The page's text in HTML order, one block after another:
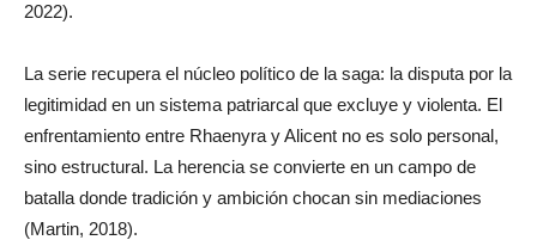
2022).
La serie recupera el núcleo político de la saga: la disputa por la
legitimidad en un sistema patriarcal que excluye y violenta. El
enfrentamiento entre Rhaenyra y Alicent no es solo personal,
sino estructural. La herencia se convierte en un campo de
batalla donde tradición y ambición chocan sin mediaciones
(Martin, 2018).